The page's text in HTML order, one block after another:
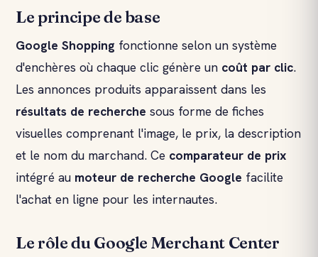
Le principe de base
Google Shopping fonctionne selon un système
d'enchères où chaque clic génère un coût par clic.
Les annonces produits apparaissent dans les
résultats de recherche sous forme de fiches
visuelles comprenant l'image, le prix, la description
et le nom du marchand. Ce comparateur de prix
intégré au moteur de recherche Google facilite
l'achat en ligne pour les internautes.
Le rôle du Google Merchant Center